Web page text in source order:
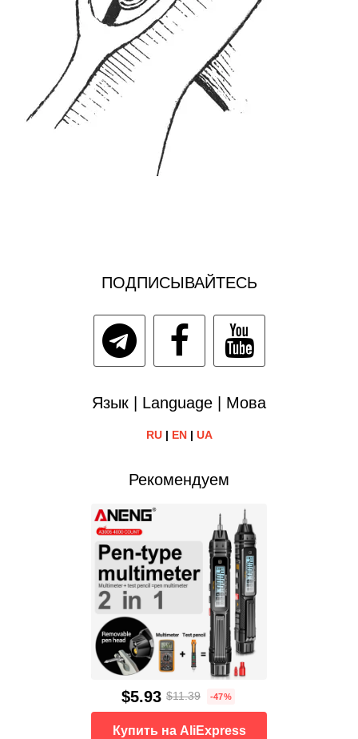
ПОДПИСЫВАЙТЕСЬ
Язык | Language | Мова
RU| EN| UA
Рекомендуем
$5.93 $11.39 -47%
Купить на AliExpress